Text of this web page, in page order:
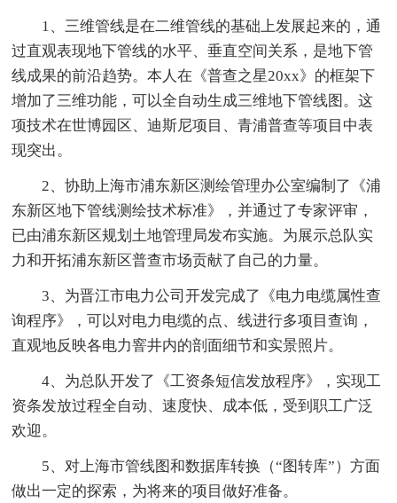
1、三维管线是在二维管线的基础上发展起来的，通
过直观表现地下管线的水平、垂直空间关系，是地下管
线成果的前沿趋势。本人在《普查之星20xx》的框架下
增加了三维功能，可以全自动生成三维地下管线图。这
项技术在世博园区、迪斯尼项目、青浦普查等项目中表
现突出。
2、协助上海市浦东新区测绘管理办公室编制了《浦
东新区地下管线测绘技术标准》，并通过了专家评审，
已由浦东新区规划土地管理局发布实施。为展示总队实
力和开拓浦东新区普查市场贡献了自己的力量。
3、为晋江市电力公司开发完成了《电力电缆属性查
询程序》，可以对电力电缆的点、线进行多项目查询，
直观地反映各电力窨井内的剖面细节和实景照片。
4、为总队开发了《工资条短信发放程序》，实现工
资条发放过程全自动、速度快、成本低，受到职工广泛
欢迎。
5、对上海市管线图和数据库转换（“图转库”）方面
做出一定的探索，为将来的项目做好准备。